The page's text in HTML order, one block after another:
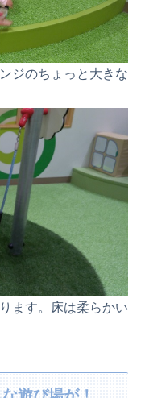
ジのちょっと大きな
ます。床は柔らかい